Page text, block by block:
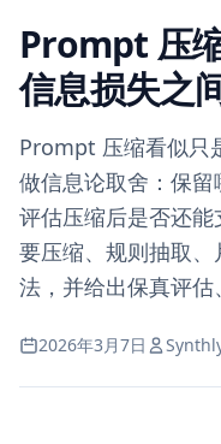
Prompt 压
信息损失之
Prompt 压缩看似只
做信息论取舍：保
评估压缩后是否还
要压缩、规则抽取
法，并给出保真评估
2026年3月7日